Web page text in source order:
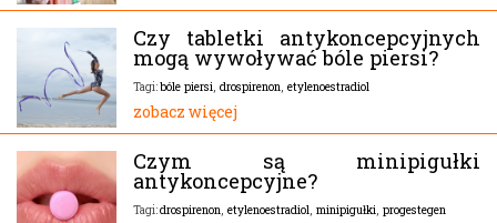
Czy tabletki antykoncepcyjnych
mogą wywoływać bóle piersi?
Tagi:bóle piersi, drospirenon, etylenoestradiol
zobacz więcej
Czym są minipigułki
antykoncepcyjne?
Tagi:drospirenon, etylenoestradiol, minipigułki, progestegen